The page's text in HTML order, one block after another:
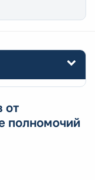
от
полномочий